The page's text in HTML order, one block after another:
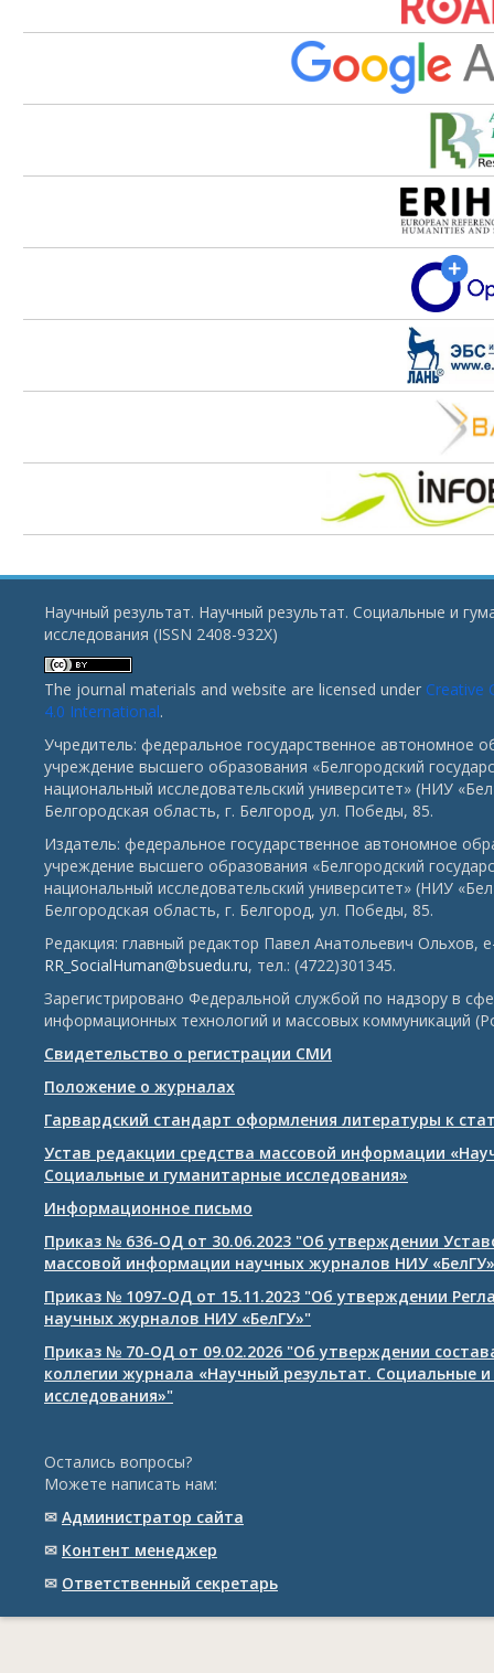
Научный результат. Научный результат. Социальные и
исследования (ISSN 2408-932X)
The journal materials and website are licensed under Creative
4.0 International.
Учредитель: федеральное государственное автономное
учреждение высшего образования «Белгородский
национальный исследовательский университет» (НИУ
Белгородская область, г. Белгород, ул. Победы, 85.
Издатель: федеральное государственное автономное
учреждение высшего образования «Белгородский
национальный исследовательский университет» (НИУ
Белгородская область, г. Белгород, ул. Победы, 85.
Редакция: главный редактор Павел Анатольевич Ольхов,
RR_SocialHuman@bsuedu.ru, тел.: (4722)301345.
Зарегистрировано Федеральной службой по надзору в
информационных технологий и массовых коммуникаций
Свидетельство о регистрации СМИ
Положение о журналах
Гарвардский стандарт оформления литературы к
Устав редакции средства массовой информации
Социальные и гуманитарные исследования»
Информационное письмо
Приказ № 636-ОД от 30.06.2023 "Об утверждении
массовой информации научных журналов НИУ «БелГУ»
Приказ № 1097-ОД от 15.11.2023 "Об утверждении
научных журналов НИУ «БелГУ»"
Приказ № 70-ОД от 09.02.2026 "Об утверждении
коллегии журнала «Научный результат. Социальные
исследования»"
Остались вопросы?
Можете написать нам:
✉ Администратор сайта
✉ Контент менеджер
✉ Ответственный cекретарь